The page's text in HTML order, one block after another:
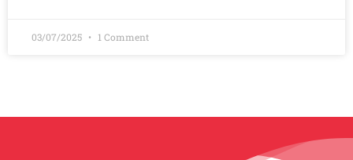
03/07/2025 1 Comment